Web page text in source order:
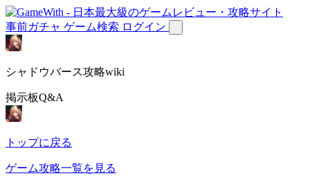
事前ガチャ ゲーム検索 ログイン
シャドウバース攻略wiki
掲示板Q&A
トップに戻る
ゲーム攻略一覧を見る